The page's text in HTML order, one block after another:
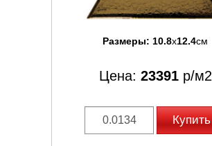
Размеры: 10.8x12.4см
Цена: 23391р/м2
Купить